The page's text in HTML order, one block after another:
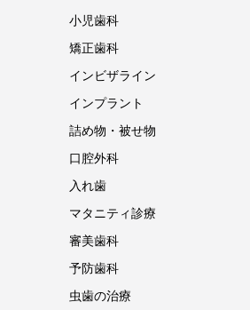
小児歯科
矯正歯科
インビザライン
インプラント
詰め物・被せ物
口腔外科
入れ歯
マタニティ診療
審美歯科
予防歯科
虫歯の治療